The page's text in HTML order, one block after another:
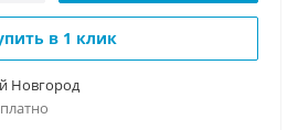
в 1 клик
Новгород